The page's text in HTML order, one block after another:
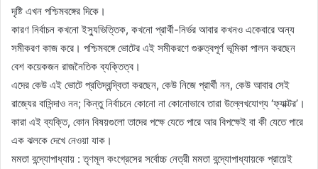
দৃষ্টি এখন পশ্চিমবঙ্গের দিকে।
কারণ নির্বাচন কখনো ইস্যুভিত্তিক, কখনো প্রার্থী-নির্ভর আবার কখনও একেবারে অন্য
সমীকরণ কাজ করে। পশ্চিমবঙ্গে ভোটের এই সমীকরণে গুরুত্বপূর্ণ ভূমিকা পালন করছেন
বেশ কয়েকজন রাজনৈতিক ব্যক্তিত্ব।
এদের কেউ এই ভোটে প্রতিদ্বন্দ্বিতা করছেন, কেউ নিজে প্রার্থী নন, কেউ আবার সেই
রাজ্যের বাসিন্দাও নন; কিন্তু নির্বাচনে কোনো না কোনোভাবে তারা উল্লেখযোগ্য ‘ফ্যাক্টর’।
কারা এই ব্যক্তি, কোন বিষয়গুলো তাদের পক্ষে যেতে পারে আর বিপক্ষেই বা কী যেতে পারে
এক ঝলকে দেখে নেওয়া যাক।
মমতা বন্দ্যোপাধ্যায় : তৃণমূল কংগ্রেসের সর্বোচ্চ নেত্রী মমতা বন্দ্যোপাধ্যায়কে প্রায়েই